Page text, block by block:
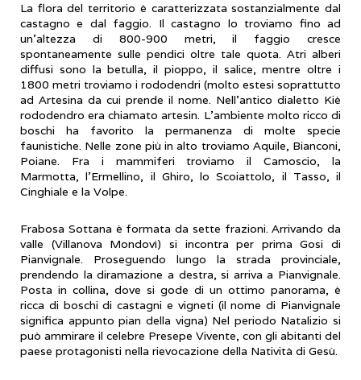
La flora del territorio è caratterizzata sostanzialmente dal
castagno e dal faggio. Il castagno lo troviamo fino ad
un'altezza di 800-900 metri, il faggio cresce
spontaneamente sulle pendici oltre tale quota. Atri alberi
diffusi sono la betulla, il pioppo, il salice, mentre oltre i
1800 metri troviamo i rododendri (molto estesi soprattutto
ad Artesina da cui prende il nome. Nell'antico dialetto Kiè
rododendro era chiamato artesin. L'ambiente molto ricco di
boschi ha favorito la permanenza di molte specie
faunistiche. Nelle zone più in alto troviamo Aquile, Bianconi,
Poiane. Fra i mammiferi troviamo il Camoscio, la
Marmotta, l’Ermellino, il Ghiro, lo Scoiattolo, il Tasso, il
Cinghiale e la Volpe.
Frabosa Sottana è formata da sette frazioni. Arrivando da
valle (Villanova Mondovì) si incontra per prima Gosi di
Pianvignale. Proseguendo lungo la strada provinciale,
prendendo la diramazione a destra, si arriva a Pianvignale.
Posta in collina, dove si gode di un ottimo panorama, è
ricca di boschi di castagni e vigneti (il nome di Pianvignale
significa appunto pian della vigna) Nel periodo Natalizio si
può ammirare il celebre Presepe Vivente, con gli abitanti del
paese protagonisti nella rievocazione della Natività di Gesù.